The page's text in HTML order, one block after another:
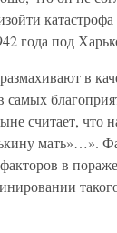
катастрофа
года под
в
считает, что
мать»…».
в